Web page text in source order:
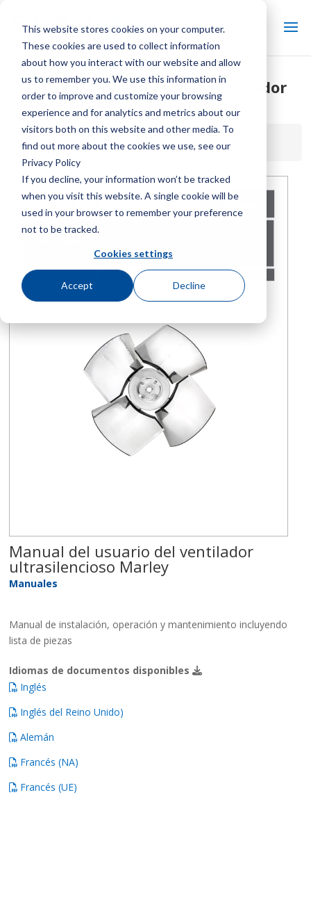
This website stores cookies on your computer.
These cookies are used to collect information
about how you interact with our website and allow
us to remember you. We use this information in
order to improve and customize your browsing
experience and for analytics and metrics about our
visitors both on this website and other media. To
find out more about the cookies we use, see our
Privacy Policy
If you decline, your information won’t be tracked
when you visit this website. A single cookie will be
used in your browser to remember your preference
not to be tracked.
Cookies settings
Accept Decline
Manual del usuario del ventilador
ultrasilencioso Marley
Inicio / Biblioteca /Manual del usuario del ventilador
ultrasilencioso Marley
Manual del usuario del ventilador
ultrasilencioso Marley
Manuales
Manual de instalación, operación y mantenimiento incluyendo
lista de piezas
Idiomas de documentos disponibles
Inglés
Inglés del Reino Unido)
Alemán
Francés (NA)
Francés (UE)